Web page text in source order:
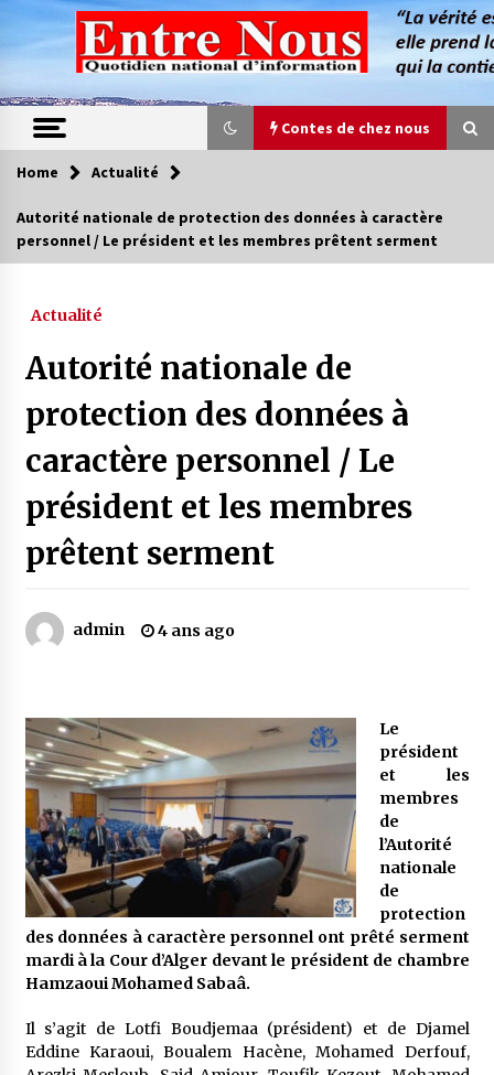
content
Contes de chez nous
Contes de chez nous
Quand la mère n’est plus là (17e partie)
Magie de sorcier
4 ans ago
Oum el Gaïla / L’ogresse du M’zab
4 ans ago
Mythes et croyances / L’hospitalité des
« Père, tiens-moi, je vais tomber ! »
5 ans ago
Le bouc de l’Au-delà
5 ans ago
Le monstrueux vieillard (Un récit du Sud
algérien)
Rencontre nocturne dans le désert (Un conte
touareg)
Home Actualité
Autorité nationale de protection des données à caractère
personnel / Le président et les membres prêtent serment
Actualité
Autorité nationale de
protection des données à
caractère personnel / Le
président et les membres
prêtent serment
admin 4 ans ago
Le
président
et les
membres
de
l’Autorité
nationale
de
protection
des données à caractère personnel ont prêté serment
mardi à la Cour d’Alger devant le président de chambre
Hamzaoui Mohamed Sabaâ.
Il s’agit de Lotfi Boudjemaa (président) et de Djamel
Eddine Karaoui, Boualem Hacène, Mohamed Derfouf,